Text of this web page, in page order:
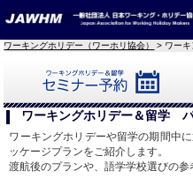
ワーキングホリデー（ワーホリ協会） > ワー
セミナー予約
ワーキングホリデー＆留学
ワーキングホリデーや留学の期間中
ッケージプランをご紹介します。
渡航後のプランや、語学学校選びの参